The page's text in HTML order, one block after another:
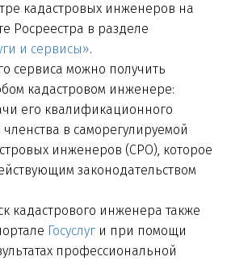
кадастровых инженеров на
Росреестра в разделе
и сервисы».
сервиса можно получить
кадастровом инженере:
его квалификационного
членства в саморегулируемой
инженеров (СРО), которое
законодательством
кадастрового инженера также
Госуслуг и при помощи
профессиональной